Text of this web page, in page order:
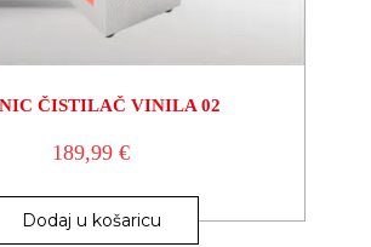
ČISTILAČ VINILA 02
189,99€
Dodaj u košaricu